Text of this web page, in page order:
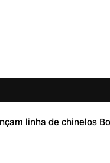
linha de chinelos